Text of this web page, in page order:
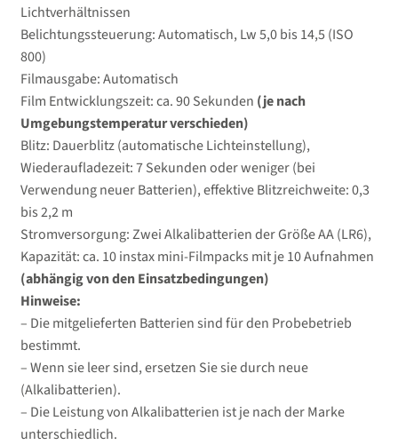
Lichtverhältnissen
Belichtungssteuerung: Automatisch, Lw 5,0 bis 14,5 (ISO
800)
Filmausgabe: Automatisch
Film Entwicklungszeit: ca. 90 Sekunden (je nach
Umgebungstemperatur verschieden)
Blitz: Dauerblitz (automatische Lichteinstellung),
Wiederaufladezeit: 7 Sekunden oder weniger (bei
Verwendung neuer Batterien), effektive Blitzreichweite: 0,3
bis 2,2 m
Stromversorgung: Zwei Alkalibatterien der Größe AA (LR6),
Kapazität: ca. 10 instax mini-Filmpacks mit je 10 Aufnahmen
(abhängig von den Einsatzbedingungen)
Hinweise:
– Die mitgelieferten Batterien sind für den Probebetrieb
bestimmt.
– Wenn sie leer sind, ersetzen Sie sie durch neue
(Alkalibatterien).
– Die Leistung von Alkalibatterien ist je nach der Marke
unterschiedlich.